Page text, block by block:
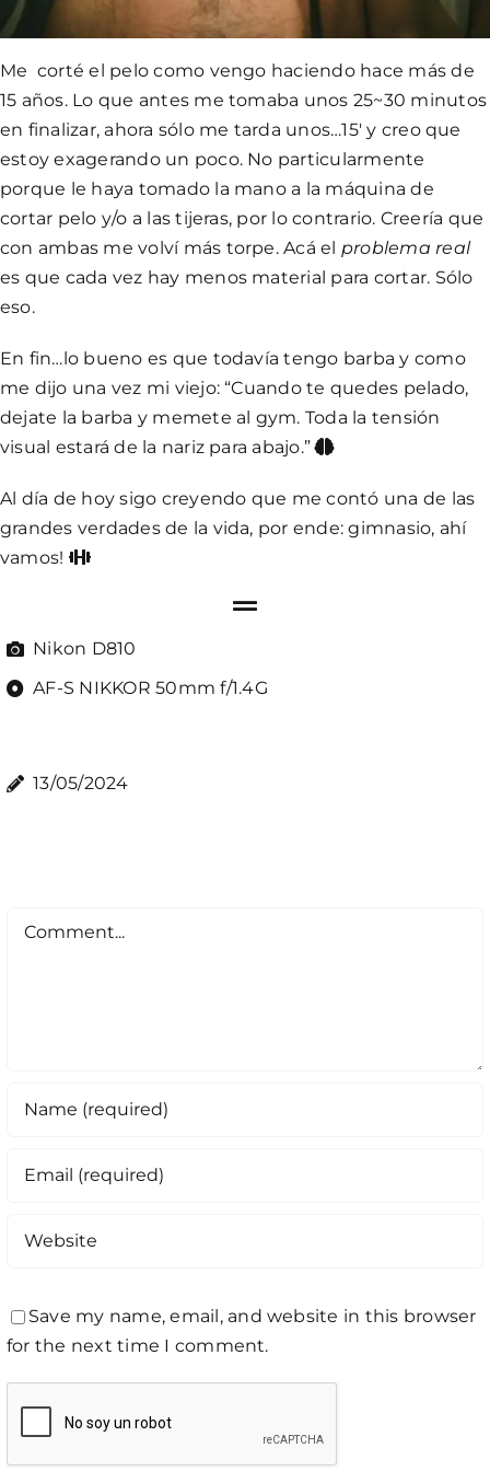
Me corté el pelo como vengo haciendo hace más de
15 años. Lo que antes me tomaba unos 25~30 minutos
en finalizar, ahora sólo me tarda unos…15′ y creo que
estoy exagerando un poco. No particularmente
porque le haya tomado la mano a la máquina de
cortar pelo y/o a las tijeras, por lo contrario. Creería que
con ambas me volví más torpe. Acá el problema real
es que cada vez hay menos material para cortar. Sólo
eso.
En fin…lo bueno es que todavía tengo barba y como
me dijo una vez mi viejo: “Cuando te quedes pelado,
dejate la barba y memete al gym. Toda la tensión
visual estará de la nariz para abajo.”
Al día de hoy sigo creyendo que me contó una de las
grandes verdades de la vida, por ende: gimnasio, ahí
vamos!
Nikon D810
AF-S NIKKOR 50mm f/1.4G
13/05/2024
Comment
Save my name, email, and website in this browser
for the next time I comment.